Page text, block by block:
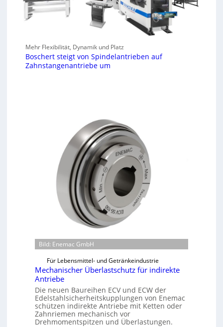
Mehr Flexibilität, Dynamik und Platz
Boschert steigt von Spindelantrieben auf
Zahnstangenantriebe um
Bild: Enemac GmbH
Für Lebensmittel- und Getränkeindustrie
Mechanischer Überlastschutz für indirekte
Antriebe
Die neuen Baureihen ECV und ECW der
Edelstahlsicherheitskupplungen von Enemac
schützen indirekte Antriebe mit Ketten oder
Zahnriemen mechanisch vor
Drehmomentspitzen und Überlastungen.